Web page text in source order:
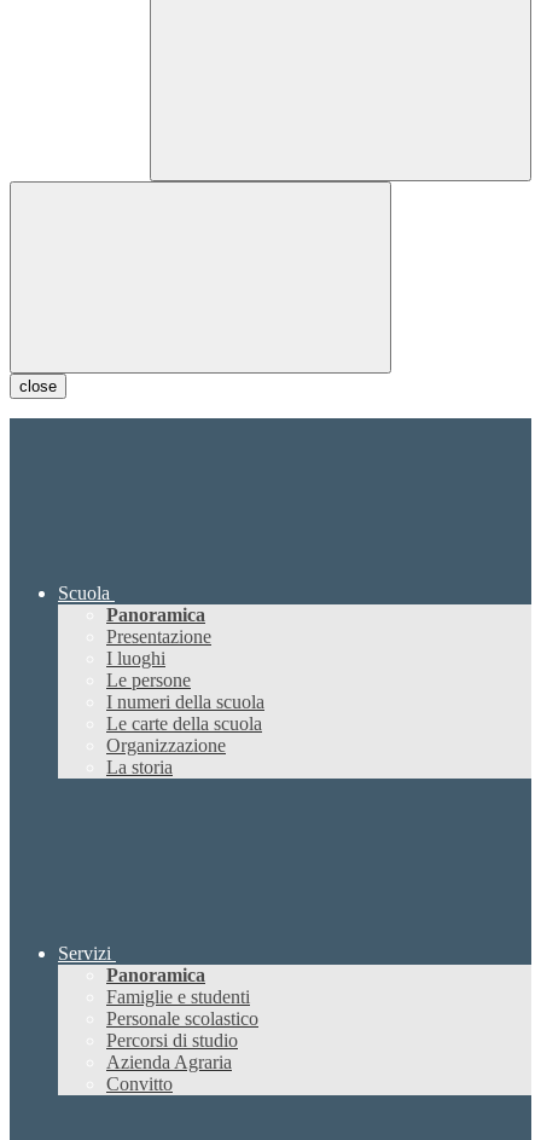
close
Scuola
Panoramica
Presentazione
I luoghi
Le persone
I numeri della scuola
Le carte della scuola
Organizzazione
La storia
Servizi
Panoramica
Famiglie e studenti
Personale scolastico
Percorsi di studio
Azienda Agraria
Convitto